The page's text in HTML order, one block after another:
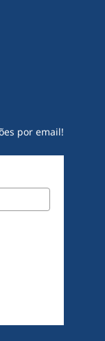
por email!